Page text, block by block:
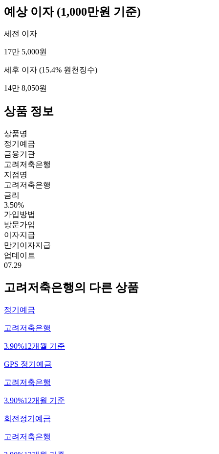
예상 이자 (1,000만원 기준)
세전 이자
17만 5,000원
세후 이자 (15.4% 원천징수)
14만 8,050원
상품 정보
상품명
정기예금
금융기관
고려저축은행
지점명
고려저축은행
금리
3.50%
가입방법
방문가입
이자지급
만기이자지급
업데이트
07.29
고려저축은행의 다른 상품
정기예금
고려저축은행
3.90%12개월 기준
GPS 정기예금
고려저축은행
3.90%12개월 기준
회전정기예금
고려저축은행